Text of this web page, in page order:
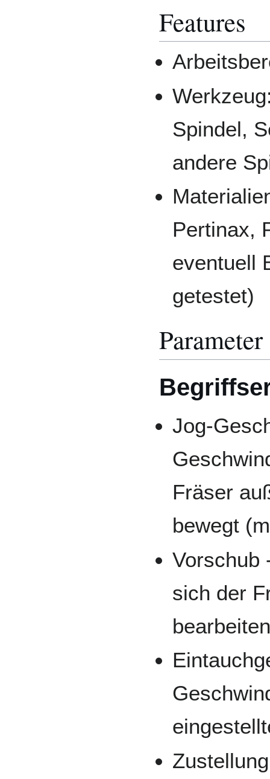
Features
Spindel,
andere
Pertinax,
eventuell
getestet)
Parameter
Jog-
Fräser
bewegt
Vorschub
sich der